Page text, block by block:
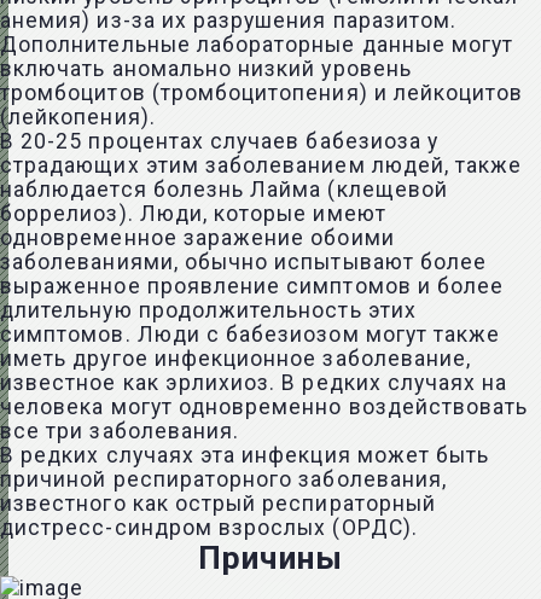
анемия) из-за их разрушения паразитом.
Дополнительные лабораторные данные могут
включать аномально низкий уровень
тромбоцитов (тромбоцитопения) и лейкоцитов
(лейкопения).
В 20-25 процентах случаев бабезиоза у
страдающих этим заболеванием людей, также
наблюдается болезнь Лайма (клещевой
боррелиоз). Люди, которые имеют
одновременное заражение обоими
заболеваниями, обычно испытывают более
выраженное проявление симптомов и более
длительную продолжительность этих
симптомов. Люди с бабезиозом могут также
иметь другое инфекционное заболевание,
известное как эрлихиоз. В редких случаях на
человека могут одновременно воздействовать
все три заболевания.
В редких случаях эта инфекция может быть
причиной респираторного заболевания,
известного как острый респираторный
дистресс-синдром взрослых (ОРДС).
Причины